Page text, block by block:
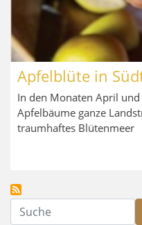
Apfelblüte in
In den Monaten April
Apfelbäume ganze
traumhaftes Blütenmeer
Suche